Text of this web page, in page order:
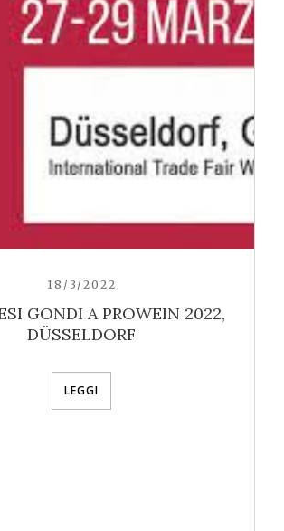
18/3/2022
GONDI A PROWEIN 2022,
DÜSSELDORF
LEGGI